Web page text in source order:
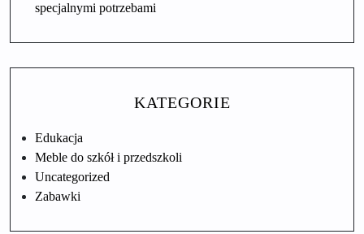
specjalnymi potrzebami
KATEGORIE
Edukacja
Meble do szkół i przedszkoli
Uncategorized
Zabawki